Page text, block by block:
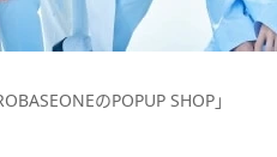
のPOPUP SHOP」